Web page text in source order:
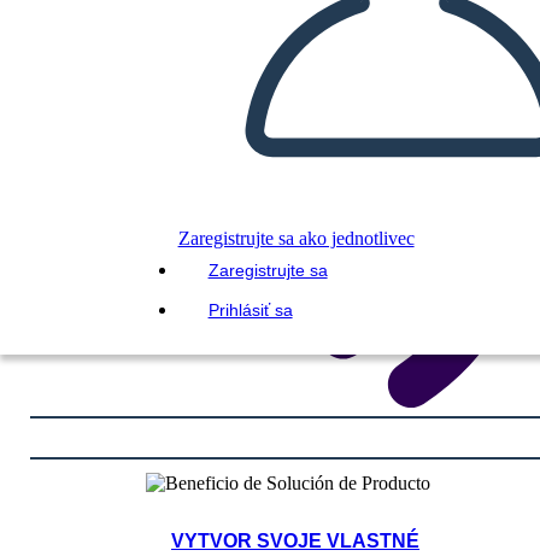
Zaregistrujte sa ako jednotlivec
Zaregistrujte sa
Prihlásiť sa
VYTVOR SVOJE VLASTNÉ